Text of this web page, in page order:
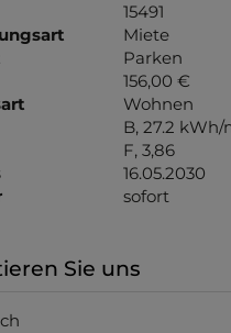
15491
Miete
Parken
156,00 €
Wohnen
B, 27.2 kWh/
F, 3,86
16.05.2030
sofort
Sie uns